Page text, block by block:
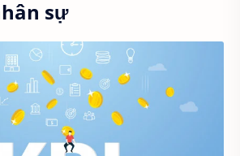
sự